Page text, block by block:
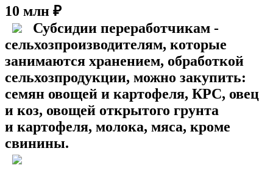
10 млн ₽
Субсидии переработчикам -
сельхозпроизводителям, которые
занимаются хранением, обработкой
сельхозпродукции, можно закупить:
семян овощей и картофеля, КРС, овец
и коз, овощей открытого грунта
и картофеля, молока, мяса, кроме
свинины.